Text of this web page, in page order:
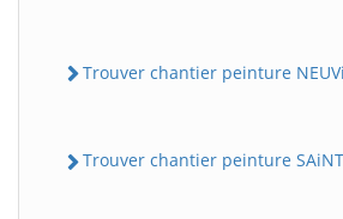
Trouver chantier peinture
Trouver chantier peinture